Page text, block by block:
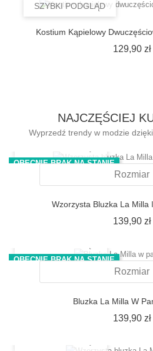
SZYBKI PODGLĄD
Kostium Kąpielowy
129,90 zł
NAJCZĘŚCIEJ
Wyprzedź trendy w modzie
OBECNIE BRAK NA STANIE
Rozmiar
Wzorzysta Bluzka La Milla
139,90 zł
OBECNIE BRAK NA STANIE
Rozmiar
Bluzka La Milla W
139,90 zł